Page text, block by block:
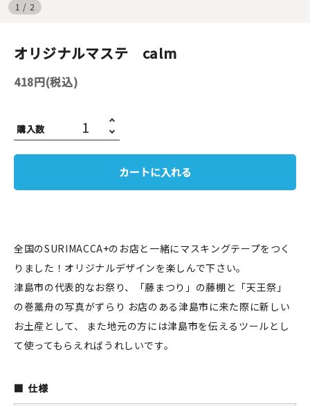
はんこ
雑貨
文房具
JAMグッズ
在庫限り
おすすめ特集
イベント・ワークショップ
1 / 2
オリジナルマステ calm
418円(税込)
購入数
カートに入れる
全国のSURIMACCA+のお店と一緒にマスキングテープをつく
りました！オリジナルデザインを楽しんで下さい。
津島市の代表的なお祭り、「藤まつり」の藤棚と「天王祭」
の巻藁舟の写真がずらり お店のある津島市に来た際に新しい
お土産として、 また地元の方には津島市を伝えるツールとし
て使ってもらえればうれしいです。
仕様